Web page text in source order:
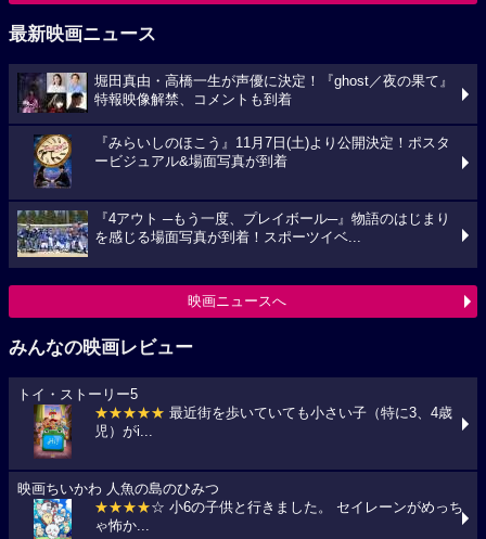
最新映画ニュース
堀田真由・高橋一生が声優に決定！『ghost／夜の果て』
特報映像解禁、コメントも到着
『みらいしのほこう』11月7日(土)より公開決定！ポスタ
ービジュアル&場面写真が到着
『4アウト ─もう一度、プレイボール─』物語のはじまり
を感じる場面写真が到着！スポーツイベ...
映画ニュースへ
みんなの映画レビュー
トイ・ストーリー5
★★★★★ 最近街を歩いていても小さい子（特に3、4歳
児）がi...
映画ちいかわ 人魚の島のひみつ
★★★★☆ 小6の子供と行きました。 セイレーンがめっち
ゃ怖か...